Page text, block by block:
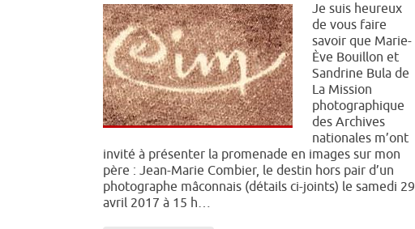
Je suis heureux
de vous faire
savoir que Marie-
Ève Bouillon et
Sandrine Bula de
La Mission
photographique
des Archives
nationales m’ont
invité à présenter la promenade en images sur mon
père : Jean-Marie Combier, le destin hors pair d’un
photographe mâconnais (détails ci-joints) le samedi 29
avril 2017 à 15 h…